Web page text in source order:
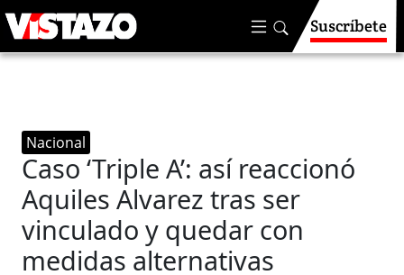
Suscríbete
Nacional
Caso ‘Triple A’: así reaccionó
Aquiles Alvarez tras ser
vinculado y quedar con
medidas alternativas